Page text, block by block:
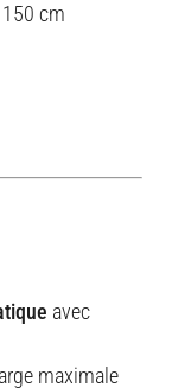
cm
avec
maximale